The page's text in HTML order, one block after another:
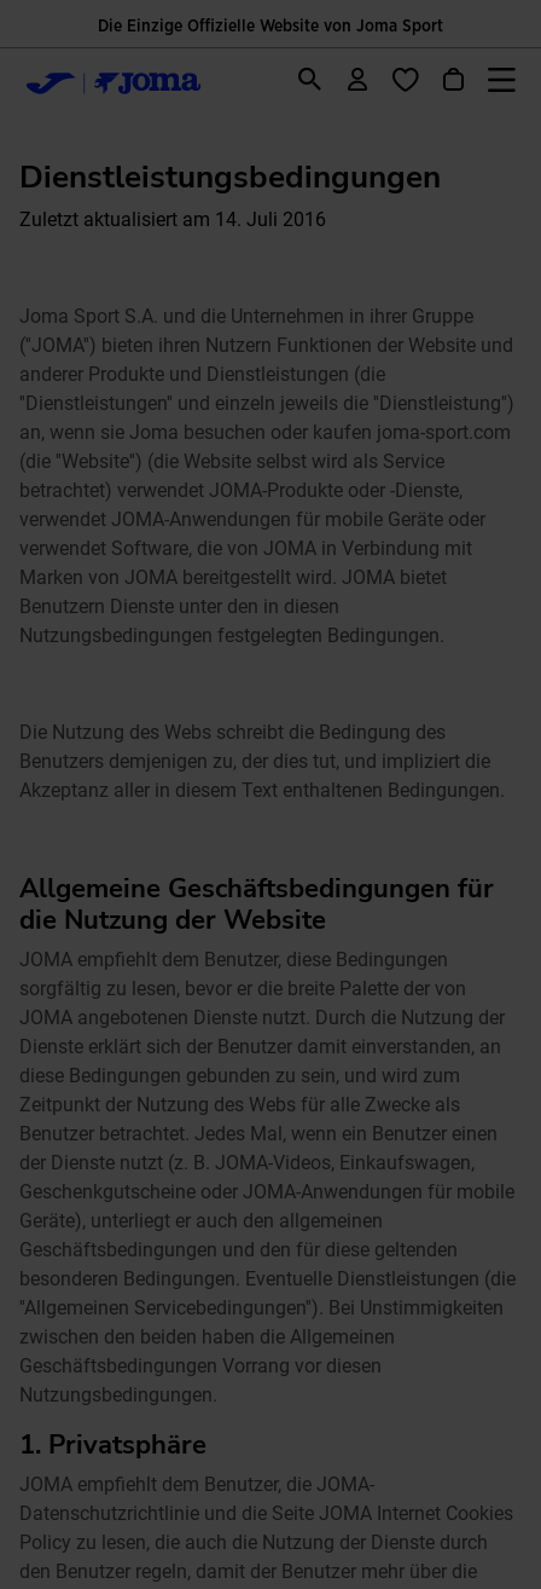
von Joma Sport Kosteloser versand
Dienstleistungsbedingungen
Zuletzt aktualisiert am 14. Juli 2016
Joma Sport S.A. und die Unternehmen in ihrer Gruppe
(''JOMA'') bieten ihren Nutzern Funktionen der Website und
anderer Produkte und Dienstleistungen (die
''Dienstleistungen'' und einzeln jeweils die ''Dienstleistung'')
an, wenn sie Joma besuchen oder kaufen joma-sport.com
(die ''Website'') (die Website selbst wird als Service
betrachtet) verwendet JOMA-Produkte oder -Dienste,
verwendet JOMA-Anwendungen für mobile Geräte oder
verwendet Software, die von JOMA in Verbindung mit
Marken von JOMA bereitgestellt wird. JOMA bietet
Benutzern Dienste unter den in diesen
Nutzungsbedingungen festgelegten Bedingungen.
Die Nutzung des Webs schreibt die Bedingung des
Benutzers demjenigen zu, der dies tut, und impliziert die
Akzeptanz aller in diesem Text enthaltenen Bedingungen.
Allgemeine Geschäftsbedingungen für
die Nutzung der Website
JOMA empfiehlt dem Benutzer, diese Bedingungen
sorgfältig zu lesen, bevor er die breite Palette der von
JOMA angebotenen Dienste nutzt. Durch die Nutzung der
Dienste erklärt sich der Benutzer damit einverstanden, an
diese Bedingungen gebunden zu sein, und wird zum
Zeitpunkt der Nutzung des Webs für alle Zwecke als
Benutzer betrachtet. Jedes Mal, wenn ein Benutzer einen
der Dienste nutzt (z. B. JOMA-Videos, Einkaufswagen,
Geschenkgutscheine oder JOMA-Anwendungen für mobile
Geräte), unterliegt er auch den allgemeinen
Geschäftsbedingungen und den für diese geltenden
besonderen Bedingungen. Eventuelle Dienstleistungen (die
''Allgemeinen Servicebedingungen''). Bei Unstimmigkeiten
zwischen den beiden haben die Allgemeinen
Geschäftsbedingungen Vorrang vor diesen
Nutzungsbedingungen.
1. Privatsphäre
JOMA empfiehlt dem Benutzer, die JOMA-
Datenschutzrichtlinie und die Seite JOMA Internet Cookies
Policy zu lesen, die auch die Nutzung der Dienste durch
den Benutzer regeln, damit der Benutzer mehr über die